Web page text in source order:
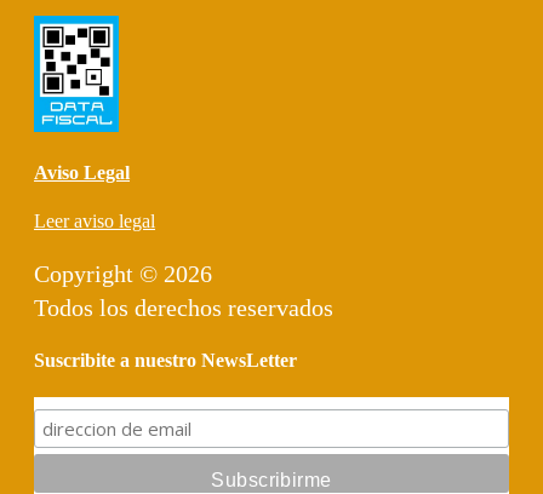
Aviso Legal
Leer aviso legal
Copyright © 2026
Todos los derechos reservados
Suscribite a nuestro NewsLetter